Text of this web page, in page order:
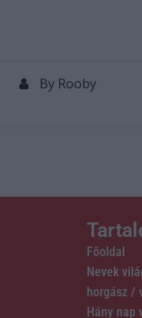
By Rooby
Főoldal
Nevek
horgász /
Hány nap